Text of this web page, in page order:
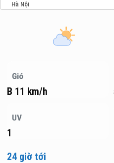
Hà Nội
Gió
B 11 km/h
UV
1
24 giờ tới